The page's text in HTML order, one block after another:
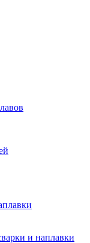
и наплавки